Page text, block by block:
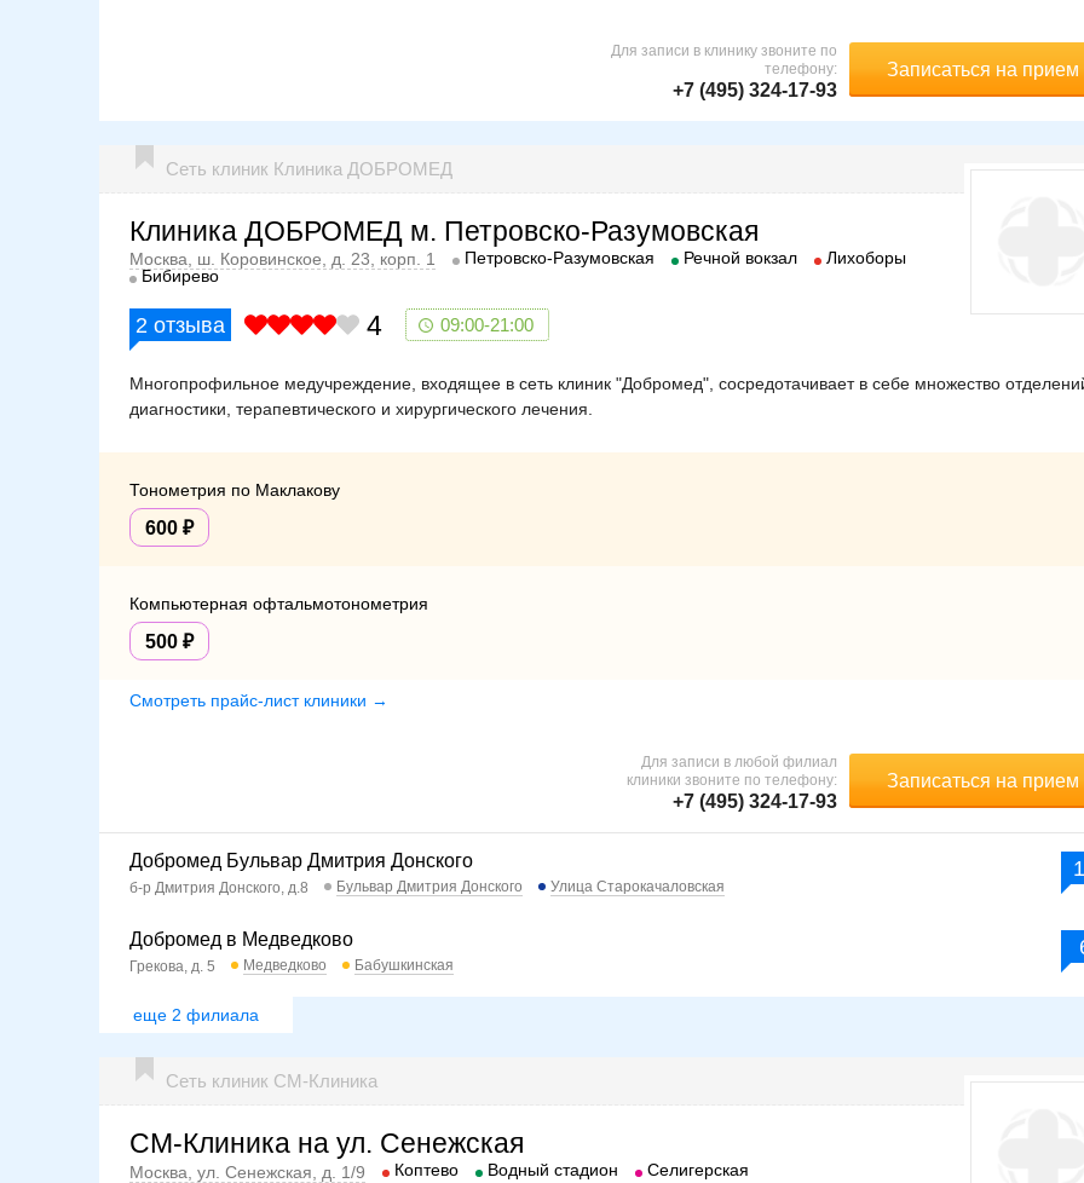
Записаться на прием
Для записи в клинику звоните по
телефону:
+7 (495) 324-17-93
Сеть клиник Клиника ДОБРОМЕД
Клиника ДОБРОМЕД м. Петровско-Разумовская
Москва, ш. Коровинское, д. 23, корп. 1 Петровско-Разумовская Речной вокзал
Лихоборы
Бибирево
2 отзыва 4 09:00-21:00
Многопрофильное медучреждение, входящее в сеть клиник "Добромед", сосредотачивает в себе множество
диагностики, терапевтического и хирургического лечения.
Тонометрия по Маклакову
600
Компьютерная офтальмотонометрия
500
Смотреть прайс-лист клиники →
Записаться на прием
Для записи в любой филиал
клиники звоните по телефону:
+7 (495) 324-17-93
Добромед Бульвар Дмитрия Донского
б-р Дмитрия Донского, д.8 Бульвар Дмитрия Донского Улица Старокачаловская
Добромед в Медведково
Грекова, д. 5 Медведково Бабушкинская
еще 2 филиала
Сеть клиник СМ-Клиника
СМ-Клиника на ул. Сенежская
Москва, ул. Сенежская, д. 1/9 Коптево Водный стадион Селигерская